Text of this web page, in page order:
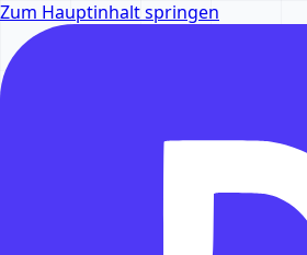
Zum Hauptinhalt springen